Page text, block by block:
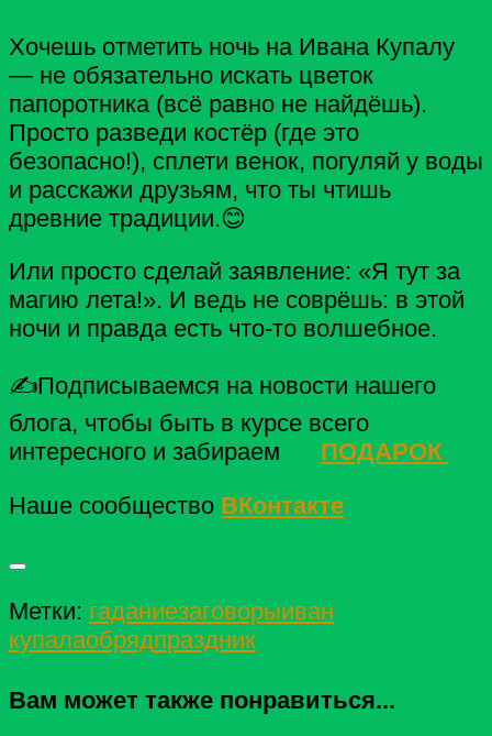
Хочешь отметить ночь на Ивана Купалу
— не обязательно искать цветок
папоротника (всё равно не найдёшь).
Просто разведи костёр (где это
безопасно!), сплети венок, погуляй у воды
и расскажи друзьям, что ты чтишь
древние традиции.😊
Или просто сделай заявление: «Я тут за
магию лета!». И ведь не соврёшь: в этой
ночи и правда есть что-то волшебное.
✍Подписываемся на новости нашего
блога, чтобы быть в курсе всего
интересного и забираем
ПОДАРОК
Наше сообщество ВКонтакте
Метки: гаданиезаговорыиван
купалаобрядпраздник
Вам может также понравиться...